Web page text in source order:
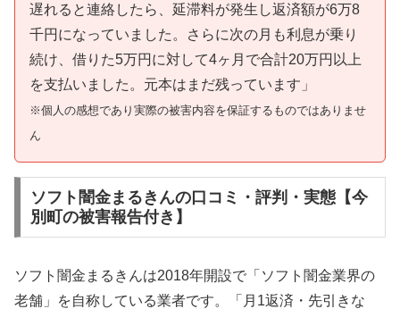
遅れると連絡したら、延滞料が発生し返済額が6万8
千円になっていました。さらに次の月も利息が乗り
続け、借りた5万円に対して4ヶ月で合計20万円以上
を支払いました。元本はまだ残っています」
※個人の感想であり実際の被害内容を保証するものではありませ
ん
ソフト闇金まるきんの口コミ・評判・実態【今
別町の被害報告付き】
ソフト闇金まるきんは2018年開設で「ソフト闇金業界の
老舗」を自称している業者です。「月1返済・先引きな